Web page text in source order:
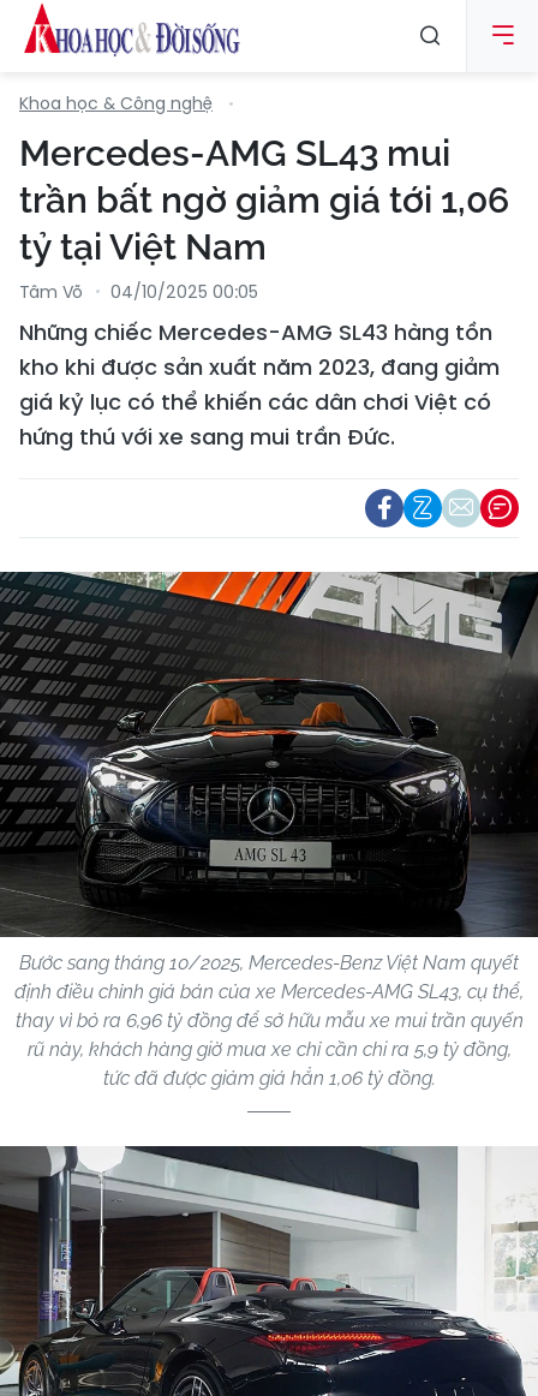
Khoa học & Công nghệ
Mercedes-AMG SL43 mui
trần bất ngờ giảm giá tới 1,06
tỷ tại Việt Nam
Tâm Võ 04/10/2025 00:05
Những chiếc Mercedes-AMG SL43 hàng tồn
kho khi được sản xuất năm 2023, đang giảm
giá kỷ lục có thể khiến các dân chơi Việt có
hứng thú với xe sang mui trần Đức.
Bước sang tháng 10/2025, Mercedes-Benz Việt Nam quyết
định điều chỉnh giá bán của xe Mercedes-AMG SL43, cụ thể,
thay vì bỏ ra 6,96 tỷ đồng để sở hữu mẫu xe mui trần quyến
rũ này, khách hàng giờ mua xe chỉ cần chi ra 5,9 tỷ đồng,
tức đã được giảm giá hẳn 1,06 tỷ đồng.